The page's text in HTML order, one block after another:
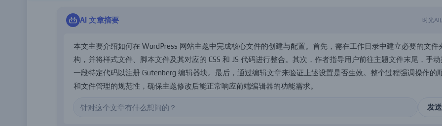
AI 文章摘要 时光
本文主要介绍如何在 WordPress 网站主题中完成核心文件的创 建与配置。 首先 ， 需在工作目录中建立必要的文件
构 ， 并将样式文件 脚本文件及其对应的 CSS 和 JS 代码进行整合。 其次 ， 作者指导用 户前往主题文件末尾 ， 手动
一段特定代码以注册 Gutenberg 编辑器块。 最后 ， 通过编辑文章来验证 上述设置是否生效。 整个过程强调操作的
和文件管理的规范性 ， 确保主题修改后能正常响应前端编辑器的功能需求。
发